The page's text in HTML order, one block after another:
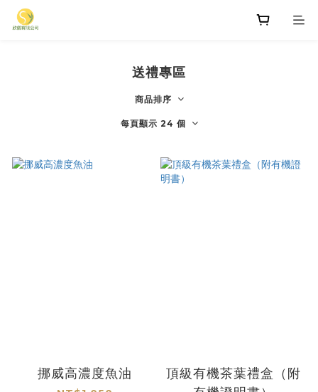
送禮專區
商品排序
每頁顯示 24 個
挪威高濃度魚油
頂級有機茶葉禮盒（附